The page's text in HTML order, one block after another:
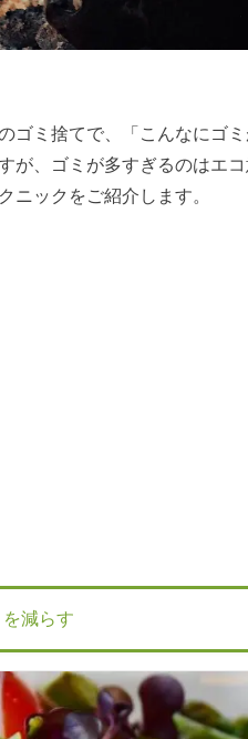
ゴミ捨てで、「こんなにゴ
が、ゴミが多すぎるのはエ
ニックをご紹介します。
減らす